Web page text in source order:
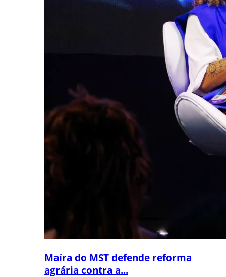
Maíra do MST defende reforma
agrária contra a...